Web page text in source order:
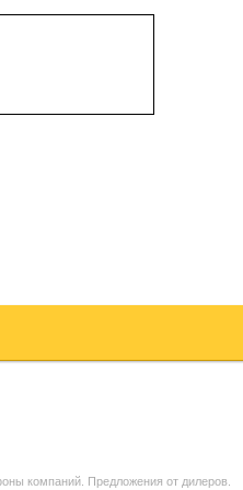
компаний. Предложения от дилеров.